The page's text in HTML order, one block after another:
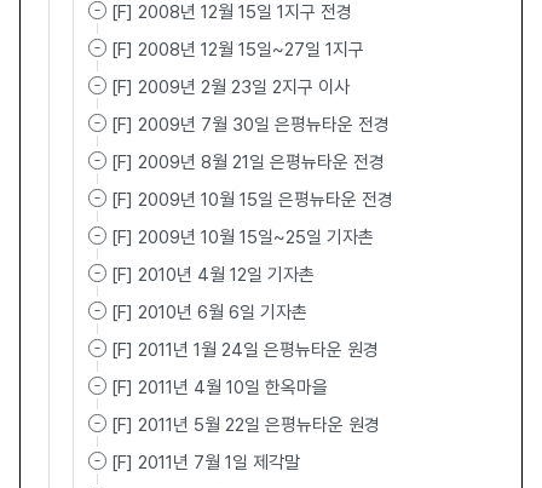
[F] 2008년 12월 15일 1지구 전경
[F] 2008년 12월 15일~27일 1지구
[F] 2009년 2월 23일 2지구 이사
[F] 2009년 7월 30일 은평뉴타운 전경
[F] 2009년 8월 21일 은평뉴타운 전경
[F] 2009년 10월 15일 은평뉴타운 전경
[F] 2009년 10월 15일~25일 기자촌
[F] 2010년 4월 12일 기자촌
[F] 2010년 6월 6일 기자촌
[F] 2011년 1월 24일 은평뉴타운 원경
[F] 2011년 4월 10일 한옥마을
[F] 2011년 5월 22일 은평뉴타운 원경
[F] 2011년 7월 1일 제각말